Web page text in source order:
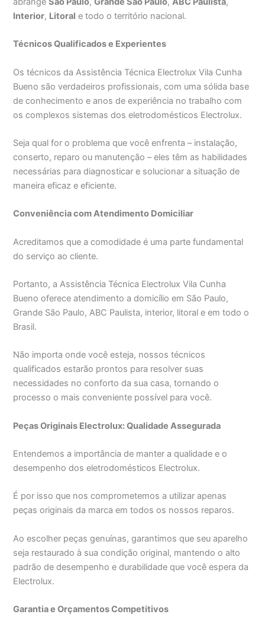
Interior, Litoral e todo o território nacional.
Técnicos Qualificados e Experientes
Os técnicos da Assistência Técnica Electrolux Vila Cunha
Bueno são verdadeiros profissionais, com uma sólida base
de conhecimento e anos de experiência no trabalho com
os complexos sistemas dos eletrodomésticos Electrolux.
Seja qual for o problema que você enfrenta – instalação,
conserto, reparo ou manutenção – eles têm as habilidades
necessárias para diagnosticar e solucionar a situação de
maneira eficaz e eficiente.
Conveniência com Atendimento Domiciliar
Acreditamos que a comodidade é uma parte fundamental
do serviço ao cliente.
Portanto, a Assistência Técnica Electrolux Vila Cunha
Bueno oferece atendimento a domicílio em São Paulo,
Grande São Paulo, ABC Paulista, interior, litoral e em todo o
Brasil.
Não importa onde você esteja, nossos técnicos
qualificados estarão prontos para resolver suas
necessidades no conforto da sua casa, tornando o
processo o mais conveniente possível para você.
Peças Originais Electrolux: Qualidade Assegurada
Entendemos a importância de manter a qualidade e o
desempenho dos eletrodomésticos Electrolux.
É por isso que nos comprometemos a utilizar apenas
peças originais da marca em todos os nossos reparos.
Ao escolher peças genuínas, garantimos que seu aparelho
seja restaurado à sua condição original, mantendo o alto
padrão de desempenho e durabilidade que você espera da
Electrolux.
Garantia e Orçamentos Competitivos